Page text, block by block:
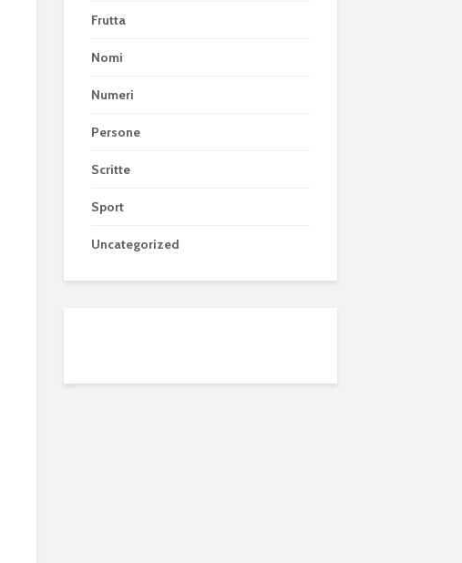
Frutta
Nomi
Numeri
Persone
Scritte
Sport
Uncategorized